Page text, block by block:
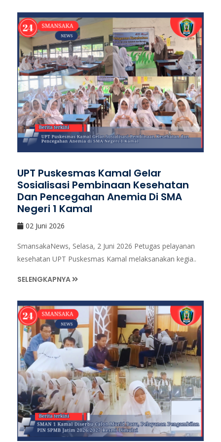
UPT Puskesmas Kamal Gelar
Sosialisasi Pembinaan Kesehatan
Dan Pencegahan Anemia Di SMA
Negeri 1 Kamal
02 Juni 2026
SmansakaNews, Selasa, 2 Juni 2026 Petugas pelayanan
kesehatan UPT Puskesmas Kamal melaksanakan kegia..
SELENGKAPNYA